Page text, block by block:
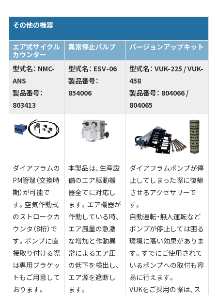
その他の機器
エア式サイクル
カウンター
異常停止バルブ バージョンアップキット
型式名： NMC-
ANS
製品番号：
803413
型式名： ESV-06
製品番号：
854006
型式名： VUK-225 /VUK-
458
製品番号： 804066 /
804065
ダイアフラムの
PM管理（交換時
期）が可能で
す。空気作動式
のストロークカ
ウンタ（8桁）で
す。ポンプに直
接取り付ける際
は専用ブラケッ
トもご用意して
おります。
本製品は、生産設
備のエア駆動機
器全てに対応し
ます。エア機器が
作動している時、
エア風量の急激
な増加と作動異
常によるエア圧
の低下を検出し、
エア源を遮断し
ます。
ダイアフラムポンプが停
止してしまった際に復帰
させるアクセサリーで
す。
自動運転・無人運転など
ポンプが停止しては困る
環境に高い効果がありま
す。すでにご使用されて
いるポンプへの取付も容
易に行えます。
VUKをご採用の際は、ス